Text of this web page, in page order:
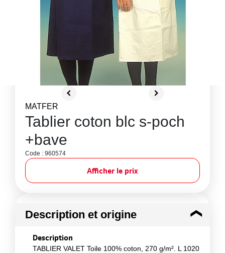
MATFER
Tablier coton blc s-poch
+bave
Code : 960574
Afficher le prix
Description et origine
Description
TABLIER VALET Toile 100% coton, 270 g/m². L 1020